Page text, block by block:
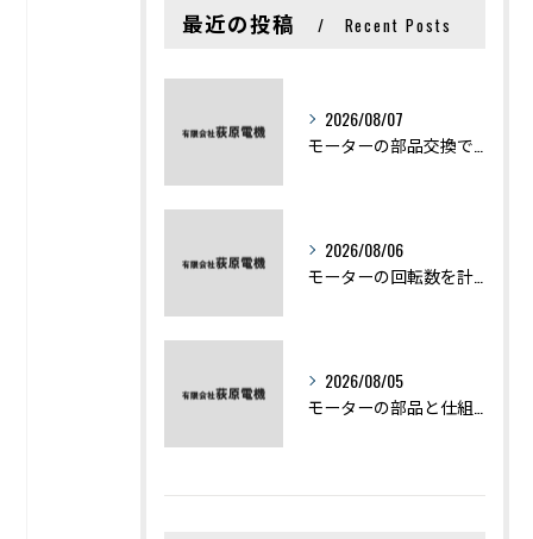
最近の投稿 Recent Posts
2026/08/07
2026/08/06
2026/08/05